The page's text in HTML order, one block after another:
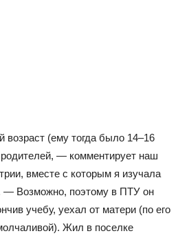
(ему тогда было 14–16
— комментирует наш
вместе с которым я изучала
— Возможно, поэтому в ПТУ он
учебу, уехал от матери (по его
Жил в поселке